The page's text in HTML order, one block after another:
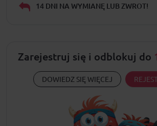
14 DNI NA WYMIANĘ LUB ZWROT!
Zarejestruj się i odblokuj do
DOWIEDZ SIĘ WIĘCEJ